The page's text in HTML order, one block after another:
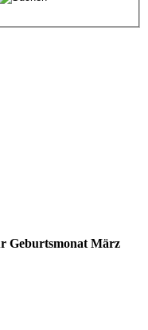
Geburtsmonat März